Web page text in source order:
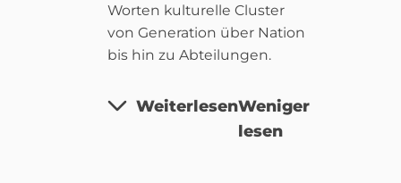
Worten kulturelle Cluster
von Generation über Nation
bis hin zu Abteilungen.
WeiterlesenWeniger
lesen